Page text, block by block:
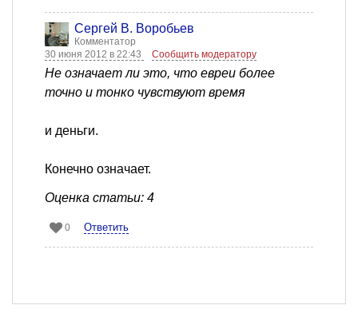
Сергей В. Воробьев
Комментатор
30 июня 2012 в 22:43
Сообщить модератору
Не означает ли это, что евреи более
точно и тонко чувствуют время
и деньги.
Конечно означает.
Оценка статьи: 4
0 Ответить